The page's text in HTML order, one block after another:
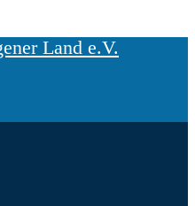
Land e.V.